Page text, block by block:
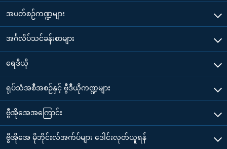
အပတ်စဉ်ကဏ္ဍများ
အင်္ဂလိပ်သင်ခန်းစာများ
ရေဒီယို
ရုပ်သံအစီအစဉ်နှင့် ဗွီဒီယိုကဏ္ဍများ
ဗွီအိုအေအကြောင်း
ဗွီအိုအေ မိုဘိုင်းလ်အက်ပ်များ ဒေါင်းလုတ်ယူရန်